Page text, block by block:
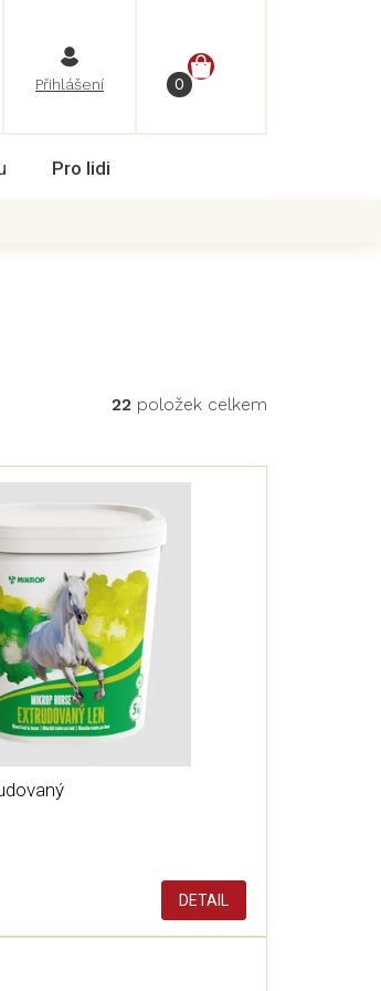
NÁKUPNÍ
Pro lidi
22 položek celkem
DETAIL